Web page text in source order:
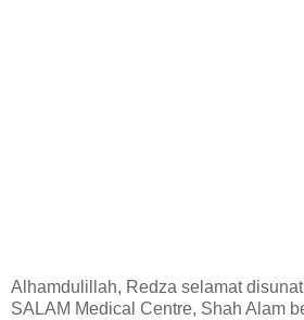
Alhamdulillah, Redza selamat
SALAM Medical Centre, Shah Alam